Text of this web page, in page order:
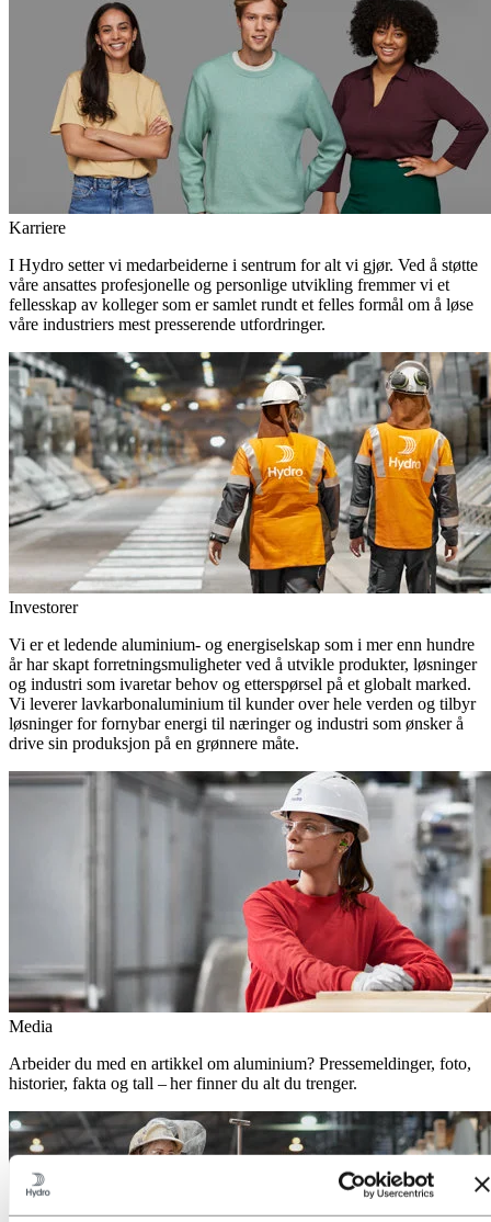
Karriere
I Hydro setter vi medarbeiderne i sentrum for alt vi gjør. Ved å støtte
våre ansattes profesjonelle og personlige utvikling fremmer vi et
fellesskap av kolleger som er samlet rundt et felles formål om å løse
våre industriers mest presserende utfordringer.
Investorer
Vi er et ledende aluminium- og energiselskap som i mer enn hundre
år har skapt forretningsmuligheter ved å utvikle produkter, løsninger
og industri som ivaretar behov og etterspørsel på et globalt marked.
Vi leverer lavkarbonaluminium til kunder over hele verden og tilbyr
løsninger for fornybar energi til næringer og industri som ønsker å
drive sin produksjon på en grønnere måte.
Media
Arbeider du med en artikkel om aluminium? Pressemeldinger, foto,
historier, fakta og tall – her finner du alt du trenger.